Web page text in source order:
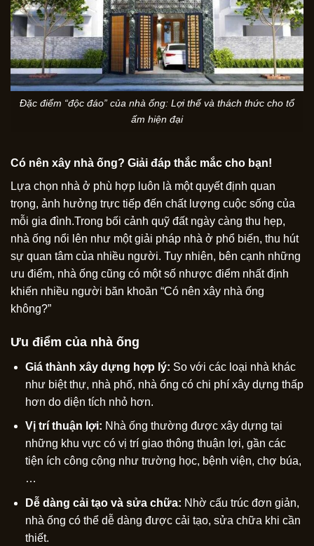
Đặc điểm “độc đáo” của nhà ống: Lợi thế và thách thức cho tổ
ấm hiện đại
Có nên xây nhà ống? Giải đáp thắc mắc cho bạn!
Lựa chọn nhà ở phù hợp luôn là một quyết định quan
trọng, ảnh hưởng trực tiếp đến chất lượng cuộc sống của
mỗi gia đình.Trong bối cảnh quỹ đất ngày càng thu hẹp,
nhà ống nổi lên như một giải pháp nhà ở phổ biến, thu hút
sự quan tâm của nhiều người. Tuy nhiên, bên cạnh những
ưu điểm, nhà ống cũng có một số nhược điểm nhất định
khiến nhiều người băn khoăn “Có nên xây nhà ống
không?”
Ưu điểm của nhà ống
Giá thành xây dựng hợp lý: So với các loại nhà khác
như biệt thự, nhà phố, nhà ống có chi phí xây dựng thấp
hơn do diện tích nhỏ hơn.
Vị trí thuận lợi: Nhà ống thường được xây dựng tại
những khu vực có vị trí giao thông thuận lợi, gần các
tiện ích công cộng như trường học, bệnh viện, chợ búa,
…
Dễ dàng cải tạo và sửa chữa: Nhờ cấu trúc đơn giản,
nhà ống có thể dễ dàng được cải tạo, sửa chữa khi cần
thiết.